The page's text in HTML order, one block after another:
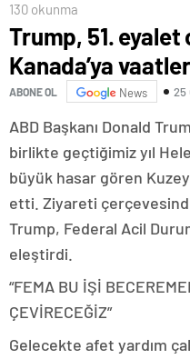
130 okunma
Trump, 51. eyalet
Kanada’ya
ABONE OL News 25
ABD Başkanı Donald
birlikte geçtiğimiz yıl
büyük hasar gören
etti. Ziyareti
Trump, Federal Acil
eleştirdi.
“FEMA BU İŞİ
ÇEVİRECEĞİZ”
Gelecekte afet yardım